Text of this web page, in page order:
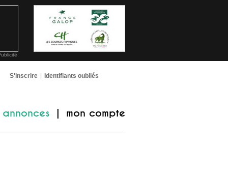
S'inscrire Identifiants oubliés
annonces mon compte